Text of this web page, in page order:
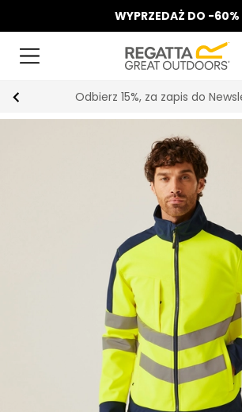
WYPRZEDAŻ DO -60%
Odbierz 15%, za zapis do